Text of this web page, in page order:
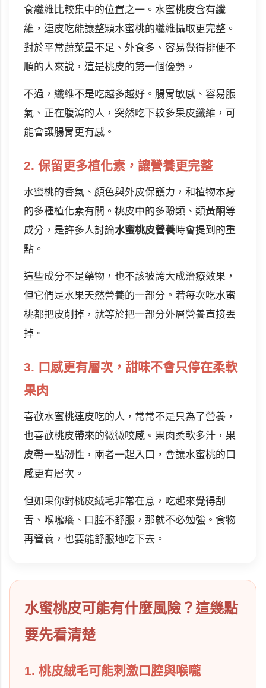
食纖維比較集中的位置之一。水蜜桃皮含有纖
維，連皮吃能讓整顆水蜜桃的纖維攝取更完整。
對於平常蔬菜量不足、外食多、容易覺得排便不
順的人來說，這是桃皮的第一個優勢。
不過，纖維不是吃越多越好。腸胃敏感、容易脹
氣、正在腹瀉的人，突然吃下較多果皮纖維，可
能會讓腸胃更有感。
2. 保留更多植化素，讓營養更完整
水蜜桃的香氣、顏色與外皮保護力，和植物本身
的多種植化素有關。桃皮中的多酚類、類黃酮等
成分，是許多人討論水蜜桃皮營養時會提到的重
點。
這些成分不是藥物，也不該被誇大成治療效果，
但它們是水果天然營養的一部分。若每次吃水蜜
桃都把皮削掉，就等於把一部分外層營養直接丟
掉。
3. 口感更有層次，甜味不會只停在柔軟
果肉
喜歡水蜜桃連皮吃的人，常常不是只為了營養，
也喜歡桃皮帶來的微微咬感。果肉柔軟多汁，果
皮帶一點韌性，兩者一起入口，會讓水蜜桃的口
感更有層次。
但如果你對桃皮絨毛非常在意，吃起來覺得刮
舌、喉嚨癢、口腔不舒服，那就不必勉強。食物
再營養，也要能舒服地吃下去。
水蜜桃皮可能有什麼風險？這幾點
要先看清楚
1. 桃皮絨毛可能刺激口腔與喉嚨